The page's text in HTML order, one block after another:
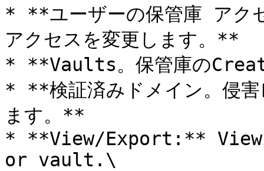
* **ユーザーの保管庫 アク
アクセスを変更します。**
* **Vaults。保管庫の
* **検証済みドメイン。侵害
ます。**
* **View/Export:**
or vault.\